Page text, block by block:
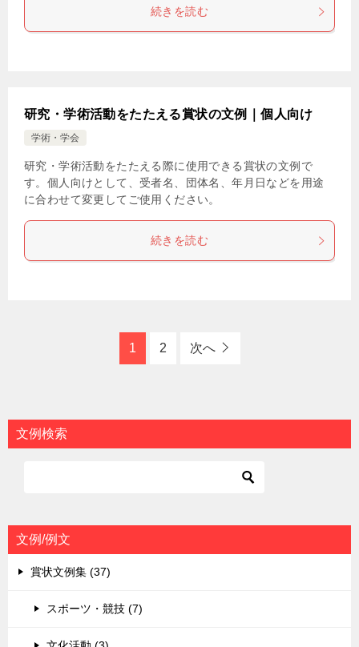
続きを読む
研究・学術活動をたたえる賞状の文例｜個人向け
学術・学会
研究・学術活動をたたえる際に使用できる賞状の文例で
す。個人向けとして、受者名、団体名、年月日などを用途
に合わせて変更してご使用ください。
続きを読む
1 2 次へ
文例検索
文例/例文
賞状文例集 (37)
スポーツ・競技 (7)